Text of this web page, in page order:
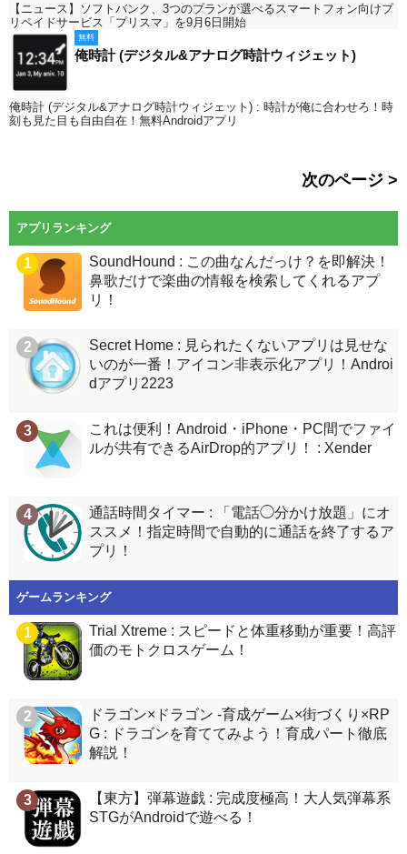
【ニュース】ソフトバンク、3つのプランが選べるスマートフォン向けプ
リペイドサービス「プリスマ」を9月6日開始
無料
俺時計 (デジタル&アナログ時計ウィジェット)
俺時計 (デジタル&アナログ時計ウィジェット) : 時計が俺に合わせろ！時
刻も見た目も自由自在！無料Androidアプリ
次のページ >
アプリランキング
1
SoundHound : この曲なんだっけ？を即解決！
鼻歌だけで楽曲の情報を検索してくれるアプ
リ！
2
Secret Home : 見られたくないアプリは見せな
いのが一番！アイコン非表示化アプリ！Androi
dアプリ2223
3
これは便利！Android・iPhone・PC間でファイ
ルが共有できるAirDrop的アプリ！ : Xender
4
通話時間タイマー : 「電話◯分かけ放題」にオ
ススメ！指定時間で自動的に通話を終了するア
プリ！
ゲームランキング
1
Trial Xtreme : スピードと体重移動が重要！高評
価のモトクロスゲーム！
2
ドラゴン×ドラゴン -育成ゲーム×街づくり×RP
G : ドラゴンを育ててみよう！育成パート徹底
解説！
3
【東方】弾幕遊戯 : 完成度極高！大人気弾幕系
STGがAndroidで遊べる！